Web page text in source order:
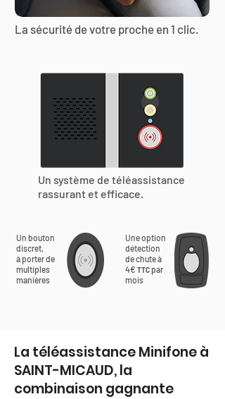
La sécurité de votre proche en 1 clic.
Un système de téléassistance
rassurant et efficace.
Un bouton
discret,
à porter de
multiples
manières
Une option
détection
de chute à
4€ TTC par
mois
La téléassistance Minifone à
SAINT-MICAUD, la
combinaison gagnante